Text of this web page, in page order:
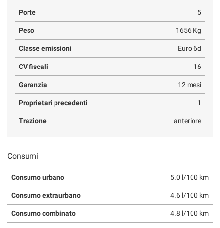
Porte 5
Peso 1656 Kg
Classe emissioni Euro 6d
CV fiscali 16
Garanzia 12 mesi
Proprietari precedenti 1
Trazione anteriore
Consumi
Consumo urbano 5.0 l/100 km
Consumo extraurbano 4.6 l/100 km
Consumo combinato 4.8 l/100 km